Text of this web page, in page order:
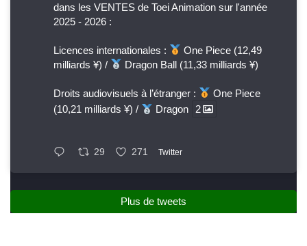
dans les VENTES de Toei Animation sur l'année
2025 - 2026 :
Licences internationales :
One Piece (12,49
milliards ¥) /
Dragon Ball (11,33 milliards ¥)
Droits audiovisuels à l’étranger :
One Piece
(10,21 milliards ¥) /
Dragon 2
29 271 Twitter
Plus de tweets